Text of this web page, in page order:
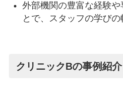
外部機関の豊富な経験
とで、スタッフの学びの
クリニックBの事例紹介